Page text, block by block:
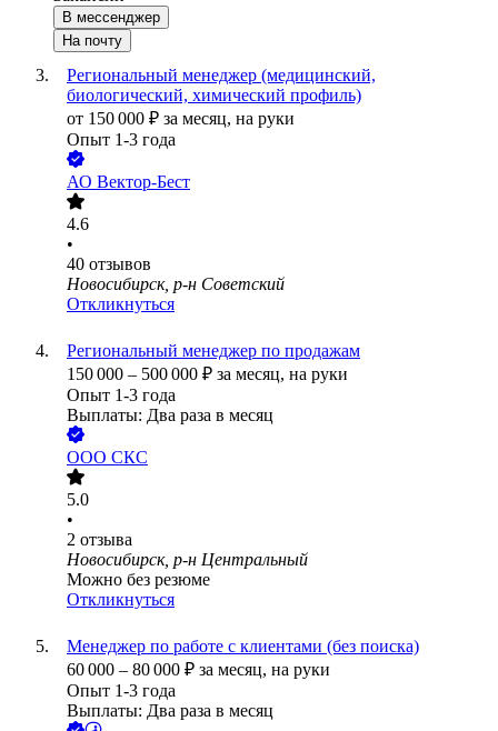
В мессенджер
На почту
Региональный менеджер (медицинский,
биологический, химический профиль)
от 150 000 ₽ за месяц, на руки
Опыт 1-3 года
АО Вектор-Бест
4.6
•
40 отзывов
Новосибирск, р-н Советский
Откликнуться
Региональный менеджер по продажам
150 000 – 500 000 ₽ за месяц, на руки
Опыт 1-3 года
Выплаты: Два раза в месяц
ООО СКС
5.0
•
2 отзыва
Новосибирск, р-н Центральный
Можно без резюме
Откликнуться
Менеджер по работе с клиентами (без поиска)
60 000 – 80 000 ₽ за месяц, на руки
Опыт 1-3 года
Выплаты: Два раза в месяц